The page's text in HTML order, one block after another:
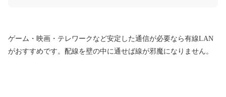
ゲーム・映画・テレワークなど安定した通信が必要なら有線LAN
がおすすめです。配線を壁の中に通せば線が邪魔になりません。